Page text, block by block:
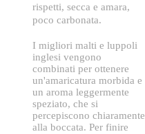
rispetti, secca e amara,
poco carbonata.
I migliori malti e luppoli
inglesi vengono
combinati per ottenere
un'amaricatura morbida e
un aroma leggermente
speziato, che si
percepiscono chiaramente
alla boccata. Per finire